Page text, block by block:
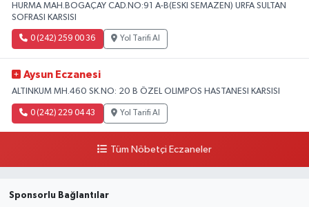
HURMA MAH.BOGAÇAY CAD.NO:91 A-B(ESKI SEMAZEN) URFA SULTAN
SOFRASI KARSISI
0 (242) 259 00 36 Yol Tarifi Al
Aysun Eczanesi
ALTINKUM MH.460 SK.NO: 20 B ÖZEL OLIMPOS HASTANESI KARSISI
0 (242) 229 04 43 Yol Tarifi Al
Tüm Nöbetçi Eczaneler
Sponsorlu Bağlantılar